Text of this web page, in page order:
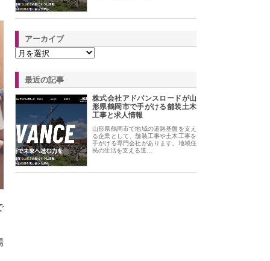
アーカイブ
最近の記事
株式会社アドバンスロードが山
形県鶴岡市で手がける舗装土木
工事と求人情報
山形県鶴岡市で地域の道路基盤を支え
る企業として、舗装工事や土木工事を
手がける専門会社があります。地域住
民の生活を支える道…